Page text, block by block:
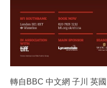
轉自BBC 中文網 子川 英